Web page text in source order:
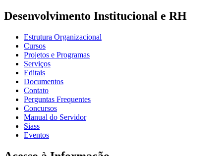
Desenvolvimento Institucional e RH
Estrutura Organizacional
Cursos
Projetos e Programas
Serviços
Editais
Documentos
Contato
Perguntas Frequentes
Concursos
Manual do Servidor
Siass
Eventos